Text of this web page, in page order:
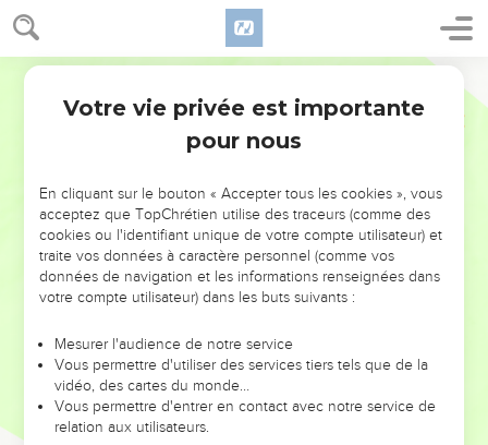
NE MANQUEZ PAS L’ÉVÉNEMENT
DE L’ANNÉE !
ET SI LEURS ERREURS POUVAIENT VOUS ÉVITER LES
VOTRES ?
leur foi ou leur vision. Mais on voit moins les doutes, les erreurs
et les saisons difficiles qu'ils ont traversés, alors même que ce
sont elles qui les ont façonnés.
Dans cette conférence, leaders, entrepreneurs, et responsables
Votre vie privée est importante
pour nous
En cliquant sur le bouton « Accepter tous les cookies », vous
acceptez que TopChrétien utilise des traceurs (comme des
cookies ou l'identifiant unique de votre compte utilisateur) et
traite vos données à caractère personnel (comme vos
données de navigation et les informations renseignées dans
votre compte utilisateur) dans les buts suivants :
Mesurer l'audience de notre service
Vous permettre d'utiliser des services tiers tels que de la
vidéo, des cartes du monde…
Vous permettre d'entrer en contact avec notre service de
relation aux utilisateurs.